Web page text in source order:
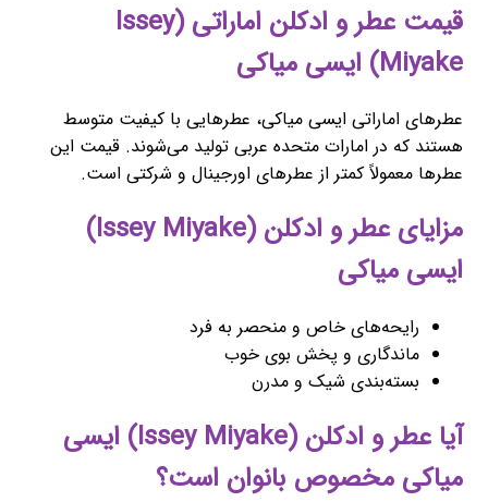
قیمت عطر و ادکلن اماراتی (Issey
Miyake) ایسی میاکی
عطرهای اماراتی ایسی میاکی، عطرهایی با کیفیت متوسط
هستند که در امارات متحده عربی تولید می‌شوند. قیمت این
عطرها معمولاً کمتر از عطرهای اورجینال و شرکتی است.
مزایای عطر و ادکلن (Issey Miyake)
ایسی میاکی
رایحه‌های خاص و منحصر به فرد
ماندگاری و پخش بوی خوب
بسته‌بندی شیک و مدرن
آیا عطر و ادکلن (Issey Miyake) ایسی
میاکی مخصوص بانوان است؟